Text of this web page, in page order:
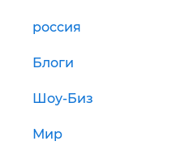
россия
Блоги
Шоу-Биз
Мир